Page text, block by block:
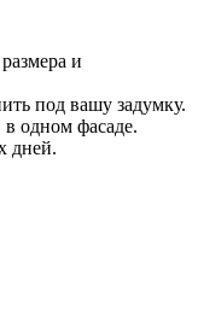
и
под вашу задумку.
одном фасаде.
дней.